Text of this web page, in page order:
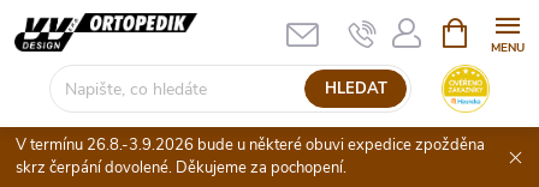
Přejít
na
HLEDAT
NÁKUPNÍ
KOŠÍK
V termínu 26.8.-3.9.2026 bude u některé obuvi expedice zpožděna
skrz čerpání dovolené. Děkujeme za pochopení.